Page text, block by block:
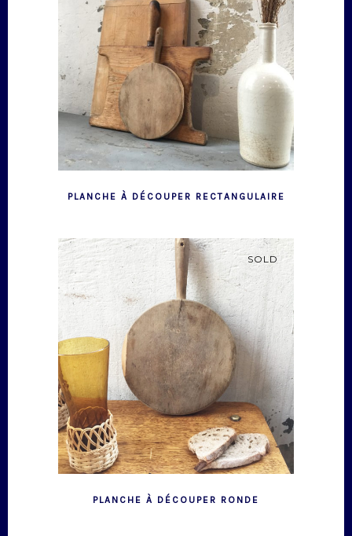
PLANCHE À DÉCOUPER RECTANGULAIRE
SOLD
PLANCHE À DÉCOUPER RONDE